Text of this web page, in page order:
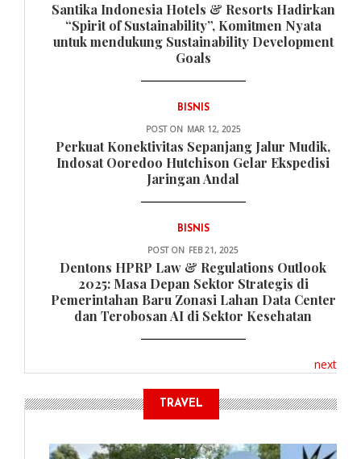
Santika Indonesia Hotels & Resorts Hadirkan
“Spirit of Sustainability”, Komitmen Nyata
untuk mendukung Sustainability Development
Goals
BISNIS
POST ON MAR 12, 2025
Perkuat Konektivitas Sepanjang Jalur Mudik,
Indosat Ooredoo Hutchison Gelar Ekspedisi
Jaringan Andal
BISNIS
POST ON FEB 21, 2025
Dentons HPRP Law & Regulations Outlook
2025: Masa Depan Sektor Strategis di
Pemerintahan Baru Zonasi Lahan Data Center
dan Terobosan AI di Sektor Kesehatan
next
TRAVEL